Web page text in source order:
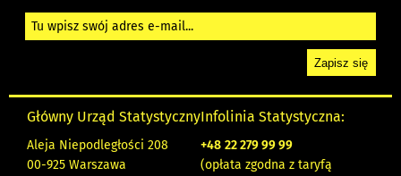
Główny Urząd Statystyczny
Aleja Niepodległości 208
00-925 Warszawa
Infolinia Statystyczna:
+48 22 279 99 99
(opłata zgodna z taryfą